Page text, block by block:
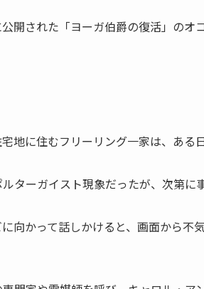
開された「ヨーガ伯爵の復活」のオ
地に住むフリーリング一家は、ある
ターガイスト現象だったが、次第に
向かって話しかけると、画面から不